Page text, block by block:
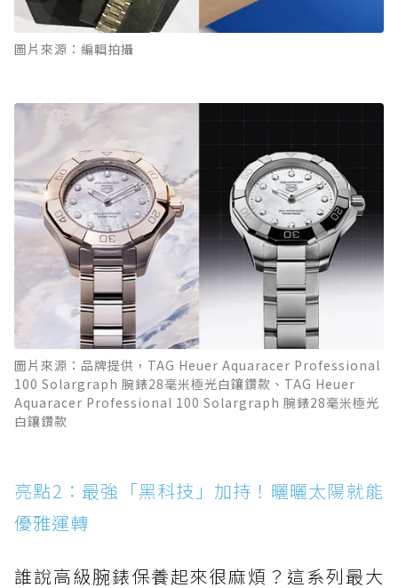
圖片來源：編輯拍攝
圖片來源：品牌提供，TAG Heuer Aquaracer Professional
100 Solargraph 腕錶28毫米極光白鑲鑽款、TAG Heuer
Aquaracer Professional 100 Solargraph 腕錶28毫米極光
白鑲鑽款
亮點2：最強「黑科技」加持！曬曬太陽就能
優雅運轉
誰說高級腕錶保養起來很麻煩？這系列最大